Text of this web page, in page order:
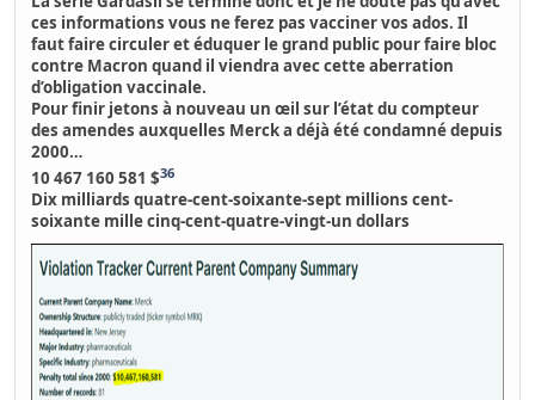
ces informations vous ne ferez pas vacciner vos ados. Il
faut faire circuler et éduquer le grand public pour faire bloc
contre Macron quand il viendra avec cette aberration
d’obligation vaccinale.
Pour finir jetons à nouveau un œil sur l’état ducompteur
des amendes auxquelles Merck a déjà été condamné depuis
2000…
10 467 160 581 $36
Dix milliards quatre-cent-soixante-sept millions cent-
soixante mille cinq-cent-quatre-vingt-un dollars